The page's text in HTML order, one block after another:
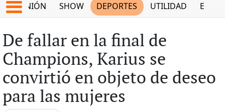
OPINIÓN SHOW DEPORTES UTILIDAD
De fallar en la final de
Champions, Karius se
convirtió en objeto de deseo
para las mujeres